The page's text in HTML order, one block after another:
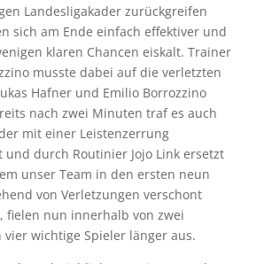
Landesligakader zurückgreifen
sich am Ende einfach effektiver und
klaren Chancen eiskalt. Trainer
musste dabei auf die verletzten
Hafner und Emilio Borrozzino
nach zwei Minuten traf es auch
mit einer Leistenzerrung
und durch Routinier Jojo Link ersetzt
unser Team in den ersten neun
von Verletzungen verschont
fielen nun innerhalb von zwei
vier wichtige Spieler länger aus.